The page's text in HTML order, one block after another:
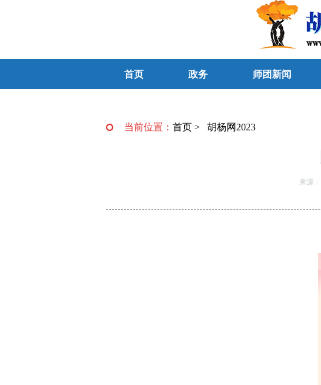
首页 政务 师团新闻
当前位置： 首页 > 胡杨网2023
来源：